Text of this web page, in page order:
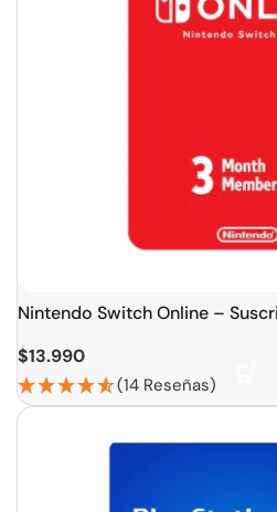
Nintendo Switch Online –
$13.990
(14 Reseñas)